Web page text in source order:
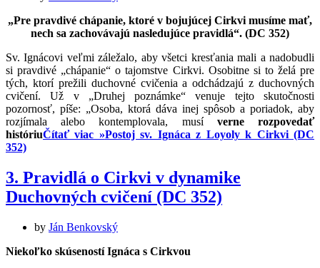
„Pre pravdivé chápanie, ktoré v bojujúcej Cirkvi musíme mať,
nech sa zachovávajú nasledujúce pravidlá“. (DC 352)
Sv. Ignácovi veľmi záležalo, aby všetci kresťania mali a nadobudli
si pravdivé „chápanie“ o tajomstve Cirkvi. Osobitne si to želá pre
tých, ktorí prežili duchovné cvičenia a odchádzajú z duchovných
cvičení. Už v „Druhej poznámke“ venuje tejto skutočnosti
pozornosť, píše: „Osoba, ktorá dáva inej spôsob a poriadok, aby
rozjímala alebo kontemplovala, musí verne rozpovedať
históriuČítať viac »Postoj sv. Ignáca z Loyoly k Cirkvi (DC
352)
3. Pravidlá o Cirkvi v dynamike
Duchovných cvičení (DC 352)
by Ján Benkovský
Niekoľko skúseností Ignáca s Cirkvou